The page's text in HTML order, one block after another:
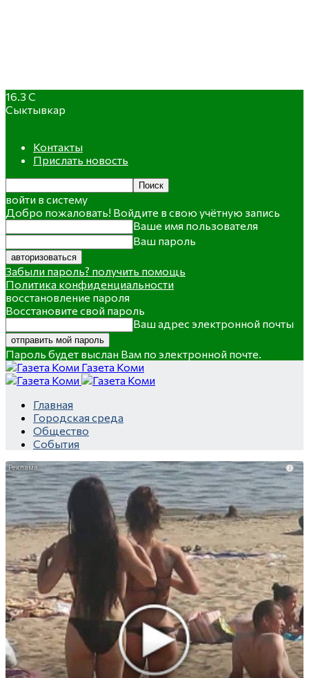
16.3 C
Сыктывкар
Контакты
Прислать новость
войти в систему
Добро пожаловать! Войдите в свою учётную запись
Ваше имя пользователя
Ваш пароль
Забыли пароль? получить помощь
Политика конфиденциальности
восстановление пароля
Восстановите свой пароль
Ваш адрес электронной почты
Пароль будет выслан Вам по электронной почте.
Газета Коми
Главная
Городская среда
Общество
События
i